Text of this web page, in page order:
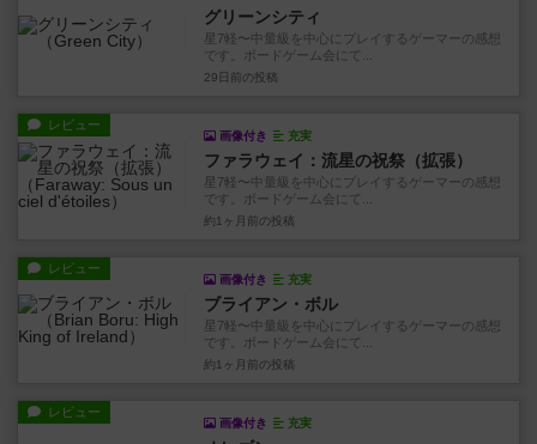
グリーンシティ
星7軽〜中量級を中心にプレイするゲーマーの感想
です。ボードゲーム会にて...
29日前 の投稿
レビュー
画像付き 充実
ファラウェイ：流星の祝祭（拡張）
星7軽〜中量級を中心にプレイするゲーマーの感想
です。ボードゲーム会にて...
約1ヶ月前 の投稿
レビュー
画像付き 充実
ブライアン・ボル
星7軽〜中量級を中心にプレイするゲーマーの感想
です。ボードゲーム会にて...
約1ヶ月前 の投稿
レビュー
画像付き 充実